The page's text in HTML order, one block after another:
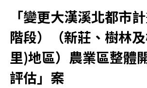
「變更大漢溪北都市
階段）（新莊、樹林
里)地區）農業區整體
評估」案